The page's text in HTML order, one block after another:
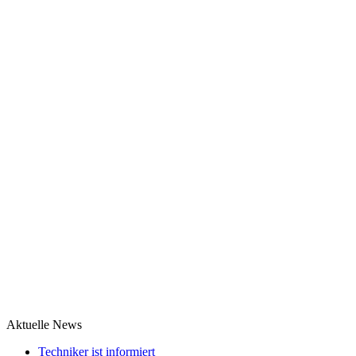
Aktuelle News
Techniker ist informiert